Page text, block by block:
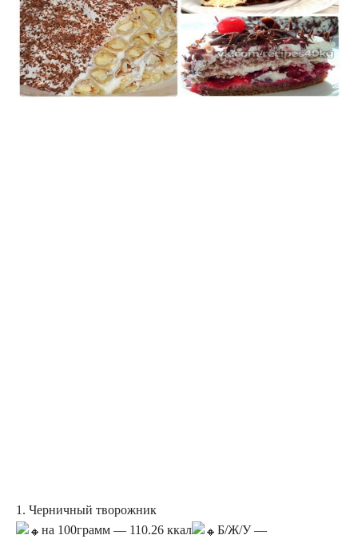
1. Черничный творожник
на 100грамм — 110.26 ккал
Б/Ж/У —